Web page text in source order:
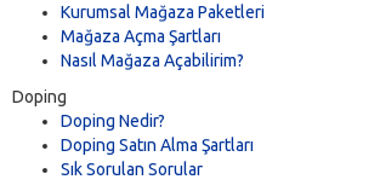
Kurumsal Mağaza Paketleri
Mağaza Açma Şartları
Nasıl Mağaza Açabilirim?
Doping
Doping Nedir?
Doping Satın Alma Şartları
Sık Sorulan Sorular